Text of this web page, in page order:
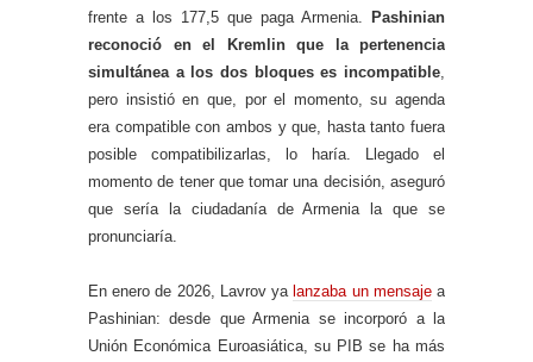
frente a los 177,5 que paga Armenia.
Pashinian
reconoció en el Kremlin que la pertenencia
simultánea a los dos bloques es incompatible
pero insistió en que, por el momento, su agenda
era compatible con ambos y que, hasta tanto fuera
posible compatibilizarlas, lo haría. Llegado el
momento de tener que tomar una decisión, aseguró
que sería la ciudadanía de Armenia la que se
pronunciaría.
En enero de 2026, Lavrov ya lanzaba un mensajea
Pashinian: desde que Armenia se incorporó a la
Unión Económica Euroasiática, su PIB se ha más